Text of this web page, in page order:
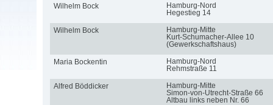
Wilhelm Bock
Hamburg-Nord
Hegestieg 14
Wilhelm Bock
Hamburg-Mitte
Kurt-Schumacher-Allee 10
(Gewerkschaftshaus)
Maria Bockentin
Hamburg-Nord
Rehmstraße 11
Alfred Böddicker
Hamburg-Mitte
Simon-von-Utrecht-Straße 66
Altbau links neben Nr. 66